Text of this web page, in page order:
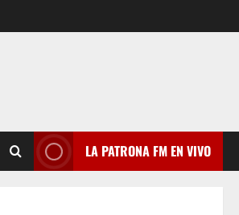
LA PATRONA FM EN VIVO